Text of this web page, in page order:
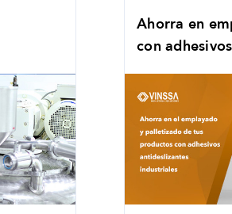
Ahorra en
con adhesivos